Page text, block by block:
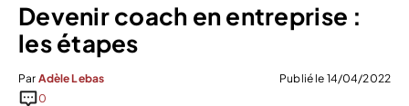
Devenir coach en entreprise :
les étapes
Par Adèle Lebas
Publié le 14/04/2022
0